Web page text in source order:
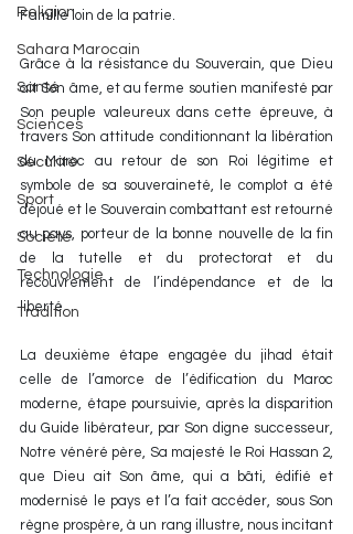
Religion
Sahara Marocain
Santé
Sciences
Sécurité
Sport
Société
Technologie
Tradition
Famille loin de la patrie.
Grâce à la résistance du Souverain, que Dieu
ait Son âme, et au ferme soutien manifesté par
Son peuple valeureux dans cette épreuve, à
travers Son attitude conditionnant la libération
du Maroc au retour de son Roi légitime et
symbole de sa souveraineté, le complot a été
déjoué et le Souverain combattant est retourné
au pays, porteur de la bonne nouvelle de la fin
de la tutelle et du protectorat et du
recouvrement de l’indépendance et de la
liberté.
La deuxième étape engagée du jihad était
celle de l’amorce de l’édification du Maroc
moderne, étape poursuivie, après la disparition
du Guide libérateur, par Son digne successeur,
Notre vénéré père, Sa majesté le Roi Hassan 2,
que Dieu ait Son âme, qui a bâti, édifié et
modernisé le pays et l’a fait accéder, sous Son
règne prospère, à un rang illustre, nous incitant